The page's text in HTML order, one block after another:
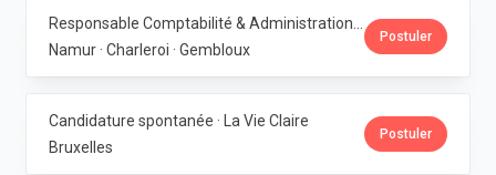
Namur · Charleroi · Gembloux
Postuler
Candidature spontanée · La Vie Claire
Bruxelles
Postuler